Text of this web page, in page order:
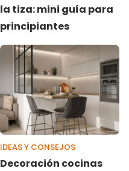
la tiza: mini guía para
principiantes
IDEAS Y CONSEJOS
Decoración cocinas